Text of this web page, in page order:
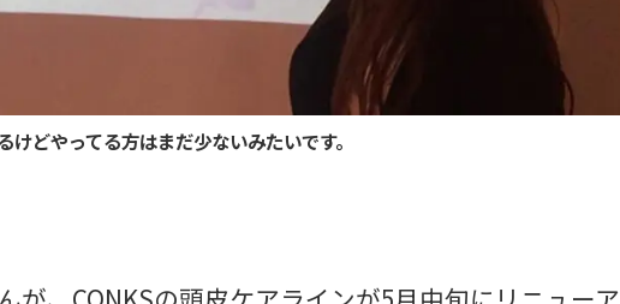
けどやってる方はまだ少ないみたいです。